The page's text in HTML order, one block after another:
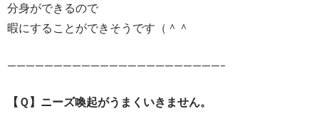
分身ができるので
暇にすることができそうです（＾＾
———————————————————————–
【Ｑ】ニーズ喚起がうまくいきません。